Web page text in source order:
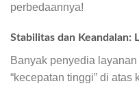
perbedaannya!
Stabilitas dan Keandalan:
Banyak penyedia
“kecepatan tinggi” di